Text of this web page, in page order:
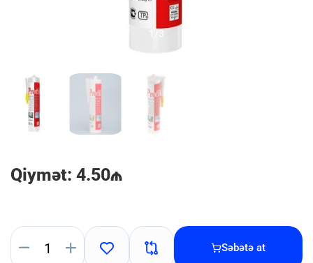
1/3
Qiymət: 4.50₼
Səbətə at